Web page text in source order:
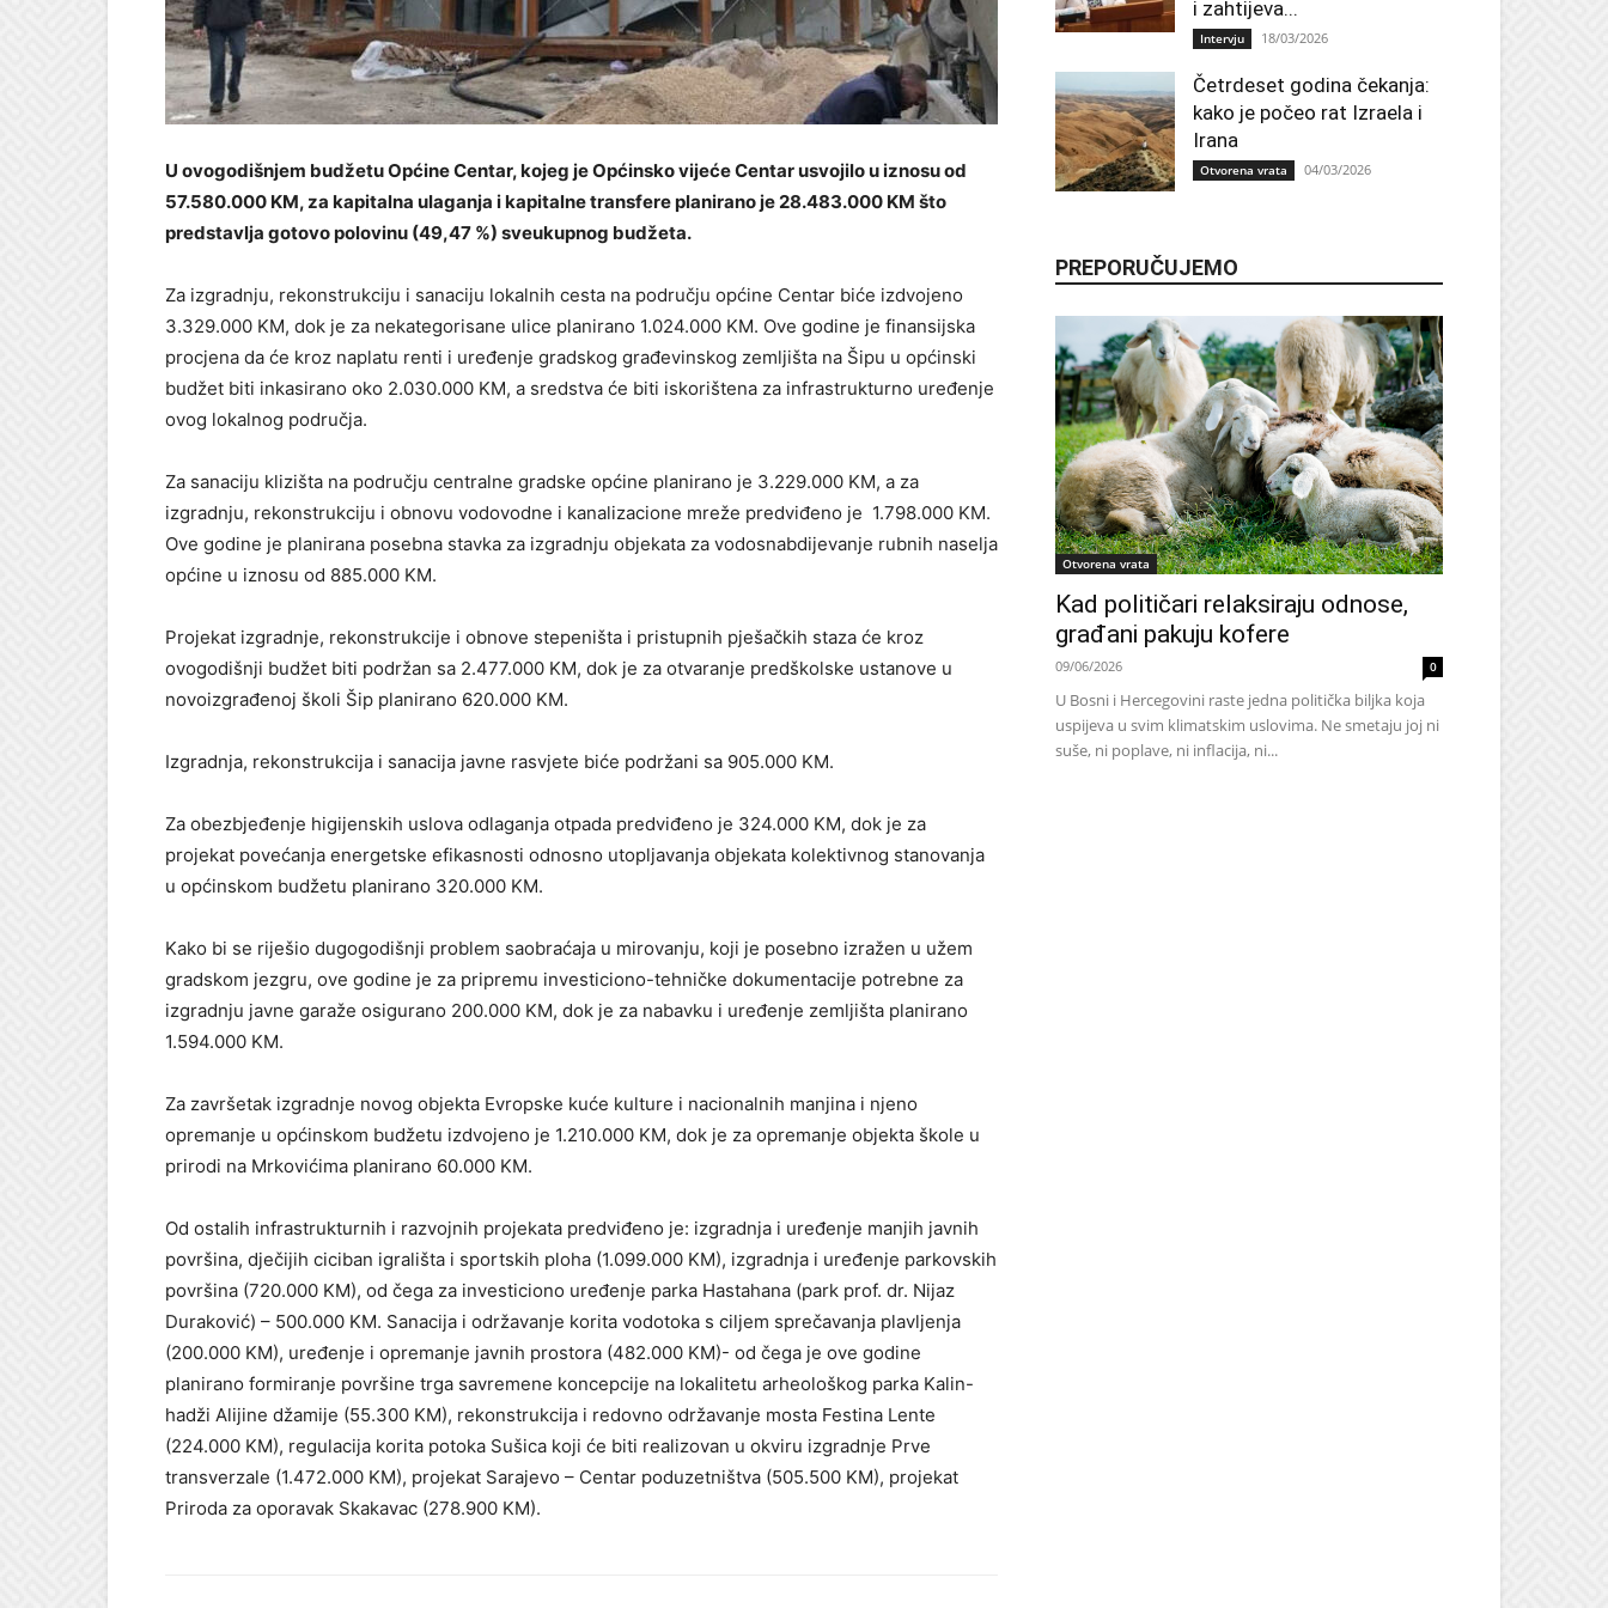
U ovogodišnjem budžetu Općine Centar, kojeg je Općinsko vijeće Centar usvojilo u iznosu od
57.580.000 KM, za kapitalna ulaganja i kapitalne transfere planirano je 28.483.000 KM što
predstavlja gotovo polovinu (49,47 %) sveukupnog budžeta.
Za izgradnju, rekonstrukciju i sanaciju lokalnih cesta na području općine Centar biće izdvojeno
3.329.000 KM, dok je za nekategorisane ulice planirano 1.024.000 KM. Ove godine je finansijska
procjena da će kroz naplatu renti i uređenje gradskog građevinskog zemljišta na Šipu u općinski
budžet biti inkasirano oko 2.030.000 KM, a sredstva će biti iskorištena za infrastrukturno uređenje
ovog lokalnog područja.
Za sanaciju klizišta na području centralne gradske općine planirano je 3.229.000 KM, a za
izgradnju, rekonstrukciju i obnovu vodovodne i kanalizacione mreže predviđeno je 1.798.000 KM.
Ove godine je planirana posebna stavka za izgradnju objekata za vodosnabdijevanje rubnih naselja
općine u iznosu od 885.000 KM.
Projekat izgradnje, rekonstrukcije i obnove stepeništa i pristupnih pješačkih staza će kroz
ovogodišnji budžet biti podržan sa 2.477.000 KM, dok je za otvaranje predškolske ustanove u
novoizgrađenoj školi Šip planirano 620.000 KM.
Izgradnja, rekonstrukcija i sanacija javne rasvjete biće podržani sa 905.000 KM.
Za obezbjeđenje higijenskih uslova odlaganja otpada predviđeno je 324.000 KM, dok je za
projekat povećanja energetske efikasnosti odnosno utopljavanja objekata kolektivnog stanovanja
u općinskom budžetu planirano 320.000 KM.
Kako bi se riješio dugogodišnji problem saobraćaja u mirovanju, koji je posebno izražen u užem
gradskom jezgru, ove godine je za pripremu investiciono-tehničke dokumentacije potrebne za
izgradnju javne garaže osigurano 200.000 KM, dok je za nabavku i uređenje zemljišta planirano
1.594.000 KM.
Za završetak izgradnje novog objekta Evropske kuće kulture i nacionalnih manjina i njeno
opremanje u općinskom budžetu izdvojeno je 1.210.000 KM, dok je za opremanje objekta škole u
prirodi na Mrkovićima planirano 60.000 KM.
Od ostalih infrastrukturnih i razvojnih projekata predviđeno je: izgradnja i uređenje manjih javnih
površina, dječijih ciciban igrališta i sportskih ploha (1.099.000 KM), izgradnja i uređenje parkovskih
površina (720.000 KM), od čega za investiciono uređenje parka Hastahana (park prof. dr. Nijaz
Duraković) – 500.000 KM. Sanacija i održavanje korita vodotoka s ciljem sprečavanja plavljenja
(200.000 KM), uređenje i opremanje javnih prostora (482.000 KM)- od čega je ove godine
planirano formiranje površine trga savremene koncepcije na lokalitetu arheološkog parka Kalin-
hadži Alijine džamije (55.300 KM), rekonstrukcija i redovno održavanje mosta Festina Lente
(224.000 KM), regulacija korita potoka Sušica koji će biti realizovan u okviru izgradnje Prve
transverzale (1.472.000 KM), projekat Sarajevo – Centar poduzetništva (505.500 KM), projekat
Priroda za oporavak Skakavac (278.900 KM).
i zahtijeva...
Intervju 18/03/2026
Četrdeset godina čekanja:
kako je počeo rat Izraela i
Irana
Otvorena vrata 04/03/2026
PREPORUČUJEMO
Otvorena vrata
Kad političari relaksiraju odnose,
građani pakuju kofere
09/06/2026 0
U Bosni i Hercegovini raste jedna politička biljka koja
uspijeva u svim klimatskim uslovima. Ne smetaju joj ni
suše, ni poplave, ni inflacija, ni...